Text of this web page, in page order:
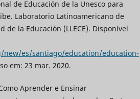
de Educación de la Unesco para
Laboratorio Latinoamericano de
de la Educación (LLECE). Disponível
new/es/santiago/education/education-
em: 23 mar. 2020.
Aprender e Ensinar